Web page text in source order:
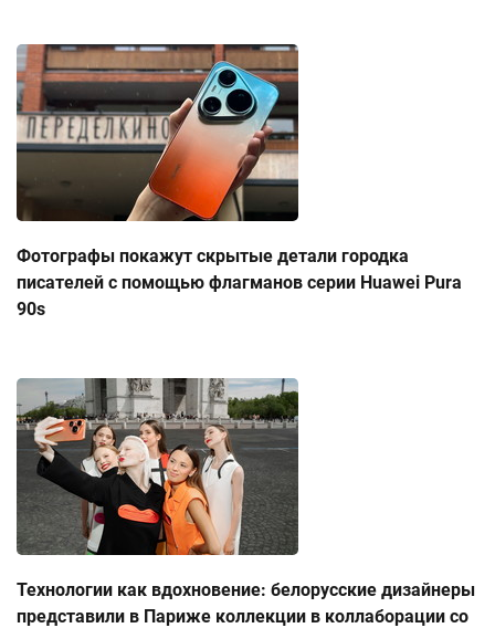
Фотографы покажут скрытые детали городка
писателей с помощью флагманов серии Huawei Pura
90s
Технологии как вдохновение: белорусские дизайнеры
представили в Париже коллекции в коллаборации со